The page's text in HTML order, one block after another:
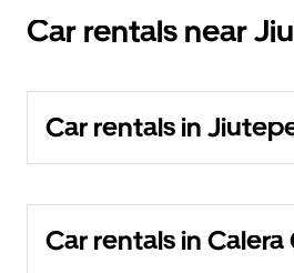
Car rentals near
Car rentals in
Car rentals in Calera